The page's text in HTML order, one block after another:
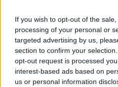
If you wish to opt-out of the
processing of your personal or
targeted advertising by us,
section to confirm your
opt-out request is processed
interest-based ads based on
us or personal information